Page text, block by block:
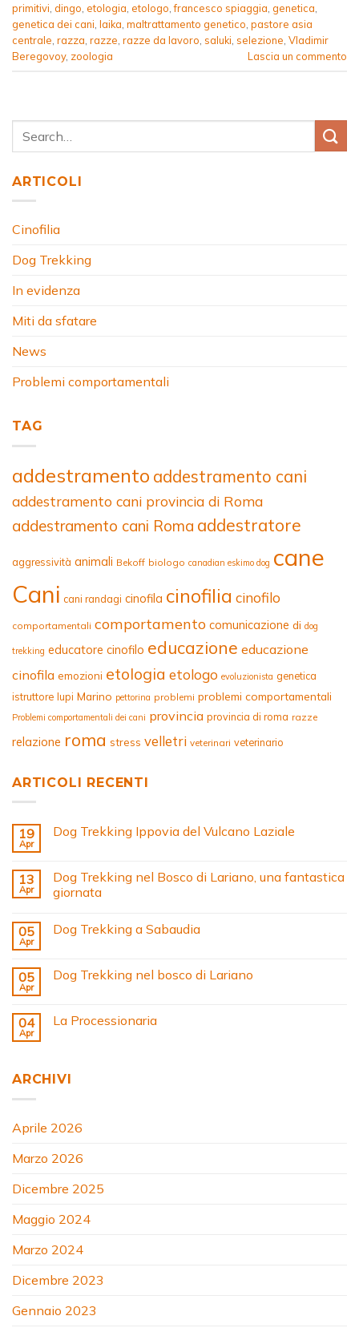
primitivi dingo etologia etologo ,francesco spiaggia genetica
genetica dei cani laika maltrattamento genetico pastore asia
centrale razza razze razze da lavoro saluki selezione Vladimir
Beregovoy, zoologia Lascia un commento
ARTICOLI
Cinofilia
Dog Trekking
In evidenza
Miti da sfatare
News
Problemi comportamentali
TAG
addestramento addestramento cani
addestramento cani provincia di Roma
addestramento cani Roma addestratore
aggressività animali Bekoff biologo canadian eskimo dog cane
Cani cani randagi cinofila cinofilia cinofilo
comportamentali comportamento comunicazione di dog
trekking educatore cinofilo educazione educazione
cinofila emozioni etologia etologo evoluzionista genetica
istruttore lupi Marino pettorina problemi problemi comportamentali
Problemi comportamentali dei cani provincia provincia di roma razze
relazione roma stress velletri veterinari veterinario
ARTICOLI RECENTI
19
Apr
Dog Trekking Ippovia del Vulcano Laziale
13
Apr
Dog Trekking nel Bosco di Lariano, una fantastica
giornata
05
Apr
Dog Trekking a Sabaudia
05
Apr
Dog Trekking nel bosco di Lariano
04
Apr
La Processionaria
ARCHIVI
Aprile 2026
Marzo 2026
Dicembre 2025
Maggio 2024
Marzo 2024
Dicembre 2023
Gennaio 2023